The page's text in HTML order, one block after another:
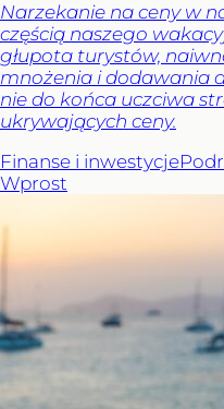
Narzekanie na ceny w
częścią naszego
głupota turystów,
mnożenia i dodawania
nie do końca uczciwa
ukrywających ceny.
Finanse i inwestycje
Wprost